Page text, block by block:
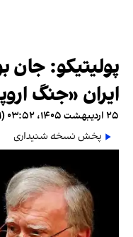
پولیتیکو: جان
ایران «جنگ
۲۵ اردیبهشت ۱۴۰۵، ۰۳:۵۲ (‎+۱ گرینویچ)
پخش نسخه شنیداری